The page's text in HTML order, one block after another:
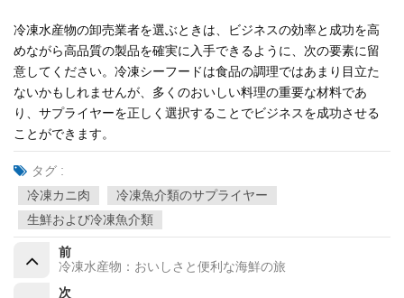
冷凍水産物の卸売業者を選ぶときは、ビジネスの効率と成功を高
めながら高品質の製品を確実に入手できるように、次の要素に留
意してください。冷凍シーフードは食品の調理ではあまり目立た
ないかもしれませんが、多くのおいしい料理の重要な材料であ
り、サプライヤーを正しく選択することでビジネスを成功させる
ことができます。
タグ :
冷凍カニ肉
冷凍魚介類のサプライヤー
生鮮および冷凍魚介類
前
冷凍水産物：おいしさと便利な海鮮の旅
次